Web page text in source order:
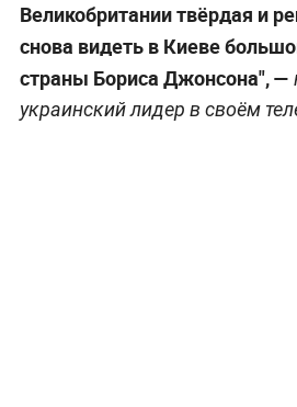
Великобритании твёрдая и
снова видеть в Киеве
страны Бориса Джонсона", —
украинский лидер в своём